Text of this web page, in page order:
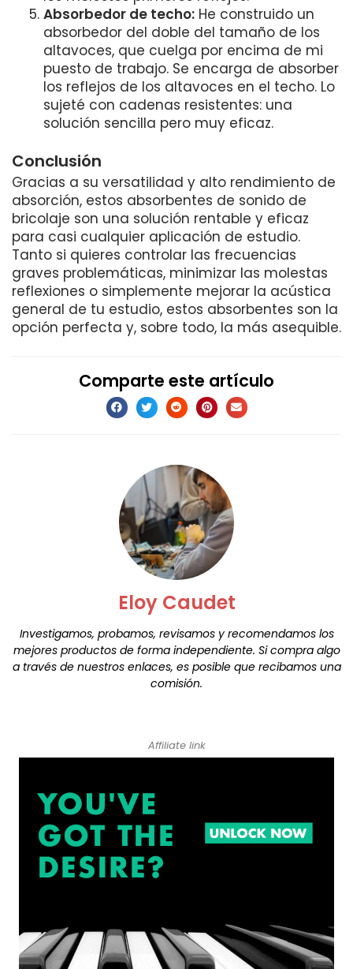
Absorbedor de techo: He construido un
absorbedor del doble del tamaño de los
altavoces, que cuelga por encima de mi
puesto de trabajo. Se encarga de absorber
los reflejos de los altavoces en el techo. Lo
sujeté con cadenas resistentes: una
solución sencilla pero muy eficaz.
Conclusión
Gracias a su versatilidad y alto rendimiento de
absorción, estos absorbentes de sonido de
bricolaje son una solución rentable y eficaz
para casi cualquier aplicación de estudio.
Tanto si quieres controlar las frecuencias
graves problemáticas, minimizar las molestas
reflexiones o simplemente mejorar la acústica
general de tu estudio, estos absorbentes son la
opción perfecta y, sobre todo, la más asequible.
Comparte este artículo
Eloy Caudet
Investigamos, probamos, revisamos y recomendamos los
mejores productos de forma independiente. Si compra algo
a través de nuestros enlaces, es posible que recibamos una
comisión.
Affiliate link